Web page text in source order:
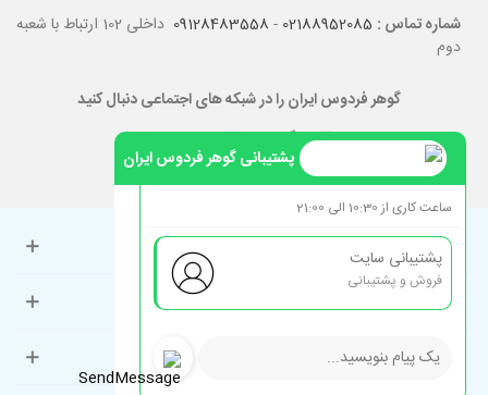
شماره تماس : 02188952085
-
09128483558
داخلی 102 ارتباط با شعبه
دوم
گوهر فردوس ایران را در شبکه های اجتماعی دنبال کنید
حساب کاربری
راهنمای مشتریان
دسته‌بندی‌های پرطرفدار
پشتیبانی گوهر فردوس ایران
ساعت کاری از 10:30 الی 21:00
پشتیبانی سایت
فروش و پشتیبانی